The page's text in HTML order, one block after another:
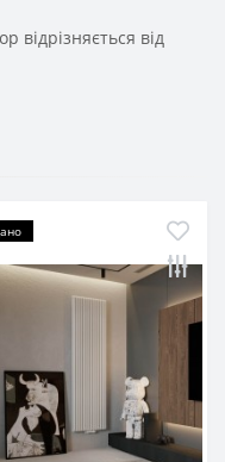
відрізняється від